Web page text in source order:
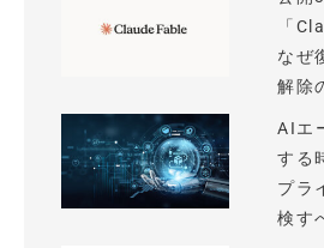
「
なぜ
解除
AIエ
する
プラ
検す